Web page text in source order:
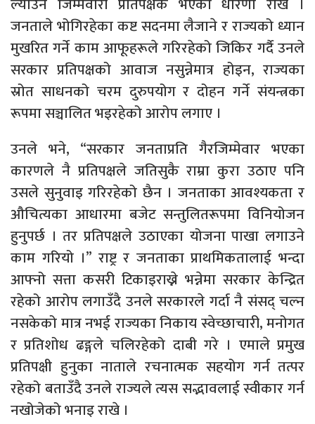
जनताले भोगिरहेका कष्ट सदनमा लैजाने र राज्यको ध्यान
मुखरित गर्ने काम आफूहरूले गरिरहेको जिकिर गर्दै उनले
सरकार प्रतिपक्षको आवाज नसुन्नेमात्र होइन, राज्यका
स्रोत साधनको चरम दुरुपयोग र दोहन गर्ने संयन्त्रका
रूपमा सञ्चालित भइरहेको आरोप लगाए ।
उनले भने, “सरकार जनताप्रति गैरजिम्मेवार भएका
कारणले नै प्रतिपक्षले जतिसुकै राम्रा कुरा उठाए पनि
उसले सुनुवाइ गरिरहेको छैन । जनताका आवश्यकता र
औचित्यका आधारमा बजेट सन्तुलितरूपमा विनियोजन
हुनुपर्छ । तर प्रतिपक्षले उठाएका योजना पाखा लगाउने
काम गरियो ।” राष्ट्र र जनताका प्राथमिकतालाई भन्दा
आफ्नो सत्ता कसरी टिकाइराख्ने भन्नेमा सरकार केन्द्रित
रहेको आरोप लगाउँदै उनले सरकारले गर्दा नै संसद् चल्न
नसकेको मात्र नभई राज्यका निकाय स्वेच्छाचारी, मनोगत
र प्रतिशोध ढङ्गले चलिरहेको दाबी गरे । एमाले प्रमुख
प्रतिपक्षी हुनुका नाताले रचनात्मक सहयोग गर्न तत्पर
रहेको बताउँदै उनले राज्यले त्यस सद्भावलाई स्वीकार गर्न
नखोजेको भनाइ राखे ।